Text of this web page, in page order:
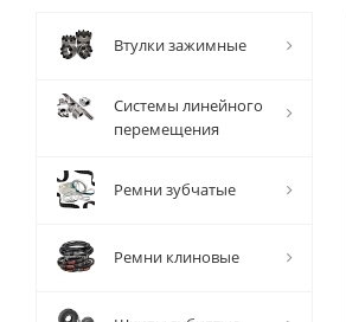
Втулки зажимные
Системы линейного
перемещения
Ремни зубчатые
Ремни клиновые